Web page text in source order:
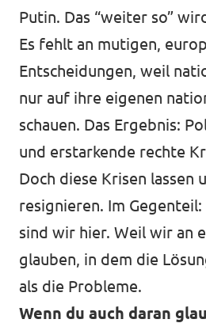
Putin. Das “weiter so”
Es fehlt an mutigen,
Entscheidungen, weil
nur auf ihre eigenen
schauen. Das Ergebnis:
und erstarkende rechte
Doch diese Krisen lassen
resignieren. Im Gegenteil:
sind wir hier. Weil wir an
glauben, in dem die
als die Probleme.
Wenn du auch daran